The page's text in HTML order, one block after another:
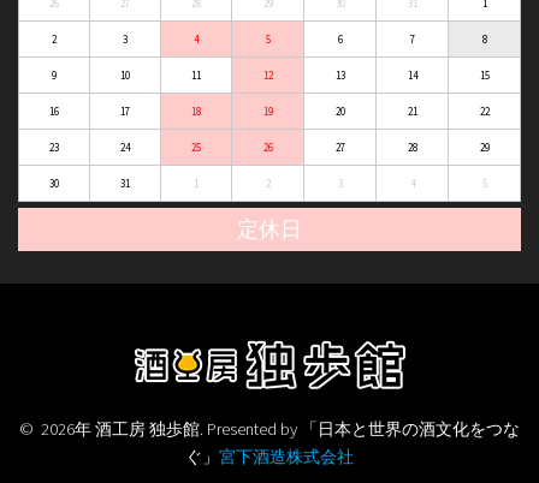
26 27 28 29 30 31 1
2 3 4 5 6 7 8
9 10 11 12 13 14 15
16 17 18 19 20 21 22
23 24 25 26 27 28 29
30 31 1 2 3 4 5
定休日
© 2026年 酒工房 独歩館. Presented by 「日本と世界の酒文化をつな
ぐ」 宮下酒造株式会社